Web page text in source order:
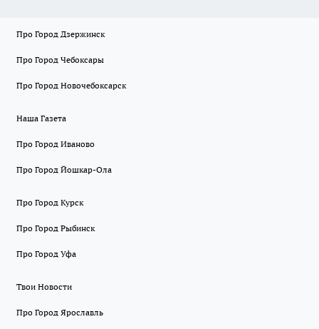
Про Город Дзержинск
Про Город Чебоксары
Про Город Новочебоксарск
Наша Газета
Про Город Иваново
Про Город Йошкар-Ола
Про Город Курск
Про Город Рыбинск
Про Город Уфа
Твои Новости
Про Город Ярославль